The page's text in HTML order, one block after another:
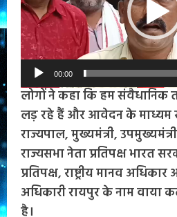
00:00
लोगों ने कहा कि हम संवैधानिक
लड़ रहे हैं और आवेदन के माध्यम से
राज्यपाल, मुख्यमंत्री,
राज्यसभा नेता प्रतिपक्ष भारत
प्रतिपक्ष, राष्ट्रीय मानव
अधिकारी रायपुर के नाम वाया
है।